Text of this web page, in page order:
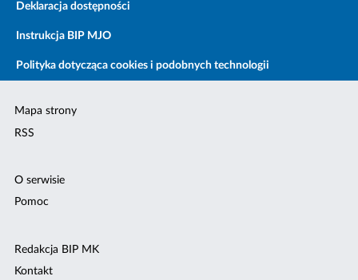
Deklaracja dostępności
Instrukcja BIP MJO
Polityka dotycząca cookies i podobnych technologii
Mapa strony
RSS
O serwisie
Pomoc
Redakcja BIP MK
Kontakt